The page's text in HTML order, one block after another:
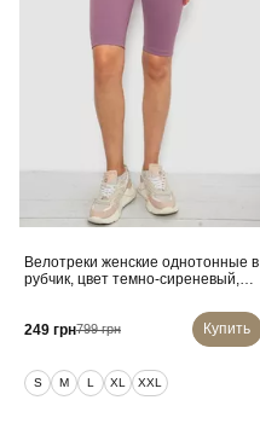
Велотреки женские однотонные в
рубчик, цвет темно-сиреневый,
249 грн799 грн Купить
S M L XL XXL